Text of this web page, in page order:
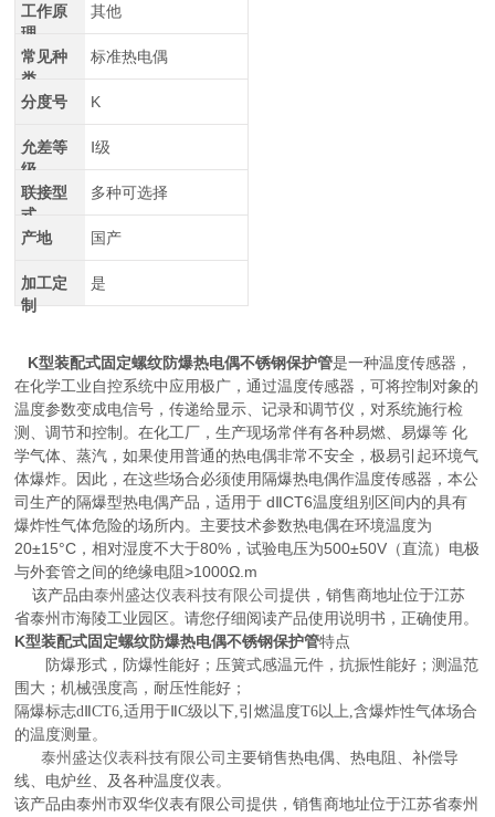
工作原
理
其他
常见种
类
标准热电偶
分度号 K
允差等
级
Ⅰ级
联接型
式
多种可选择
产地 国产
加工定
制
是
K型装配式固定螺纹防爆热电偶不锈钢保护管是一种温度传感器，
在化学工业自控系统中应用极广，通过温度传感器，可将控制对象的
温度参数变成电信号，传递给显示、记录和调节仪，对系统施行检
测、调节和控制。在化工厂，生产现场常伴有各种易燃、易爆等 化
学气体、蒸汽，如果使用普通的热电偶非常不安全，极易引起环境气
体爆炸。因此，在这些场合必须使用隔爆热电偶作温度传感器，本公
司生产的隔爆型热电偶产品，适用于 dⅡCT6温度组别区间内的具有
爆炸性气体危险的场所内。主要技术参数热电偶在环境温度为
20±15°C，相对湿度不大于80%，试验电压为500±50V（直流）电极
与外套管之间的绝缘电阻>1000Ω.m
该产品由泰州盛达仪表科技有限公司提供，销售商地址位于江苏
省泰州市海陵工业园区。请您仔细阅读产品使用说明书，正确使用。
K型装配式固定螺纹防爆热电偶不锈钢保护管特点
防爆形式，防爆性能好；压簧式感温元件，抗振性能好；测温范
围大；机械强度高，耐压性能好；
隔爆标志dⅡCT6,适用于ⅡC级以下,引燃温度T6以上,含爆炸性气体场合
的温度测量。
泰州盛达仪表科技有限公司 主要销售热电偶、热电阻、补偿导
线、电炉丝、及各种温度仪表。
该产品由泰州市双华仪表有限公司提供，销售商地址位于江苏省泰州